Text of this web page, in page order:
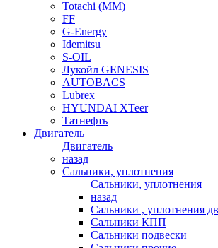
Totachi (MM)
FF
G-Energy
Idemitsu
S-OIL
Лукойл GENESIS
AUTOBACS
Lubrex
HYUNDAI XTeer
Татнефть
Двигатель
Двигатель
назад
Сальники, уплотнения
Сальники, уплотнения
назад
Сальники , уплотнения
Сальники КПП
Сальники подвески